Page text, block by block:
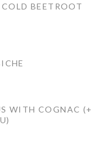
BEETROOT
WITH COGNAC (+